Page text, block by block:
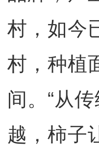
村，如今
村，种植
间。“从
越，柿子